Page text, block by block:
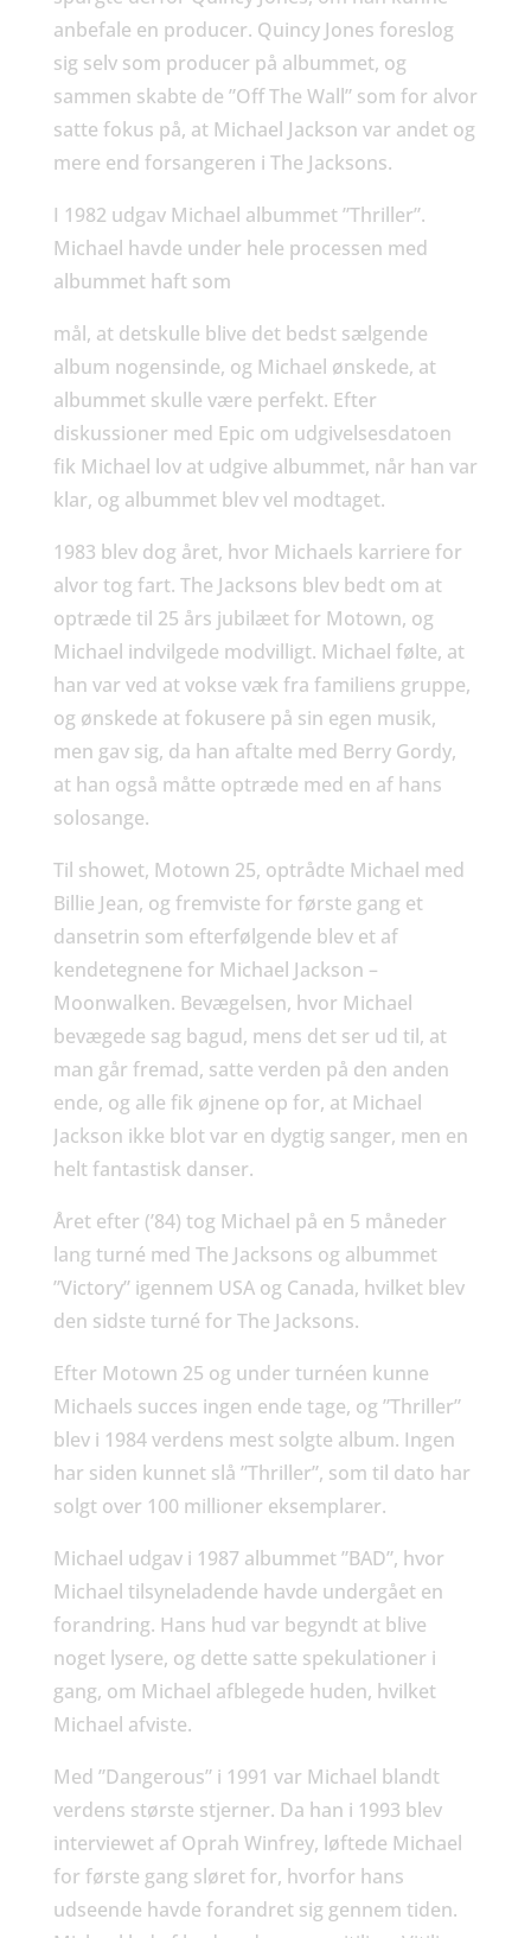
anbefale en producer. Quincy Jones foreslog
sig selv som producer på albummet, og
sammen skabte de ”Off The Wall” som for alvor
satte fokus på, at Michael Jackson var andet og
mere end forsangeren i The Jacksons.
I 1982 udgav Michael albummet ”Thriller”.
Michael havde under hele processen med
albummet haft som
mål, at detskulle blive det bedst sælgende
album nogensinde, og Michael ønskede, at
albummet skulle være perfekt. Efter
diskussioner med Epic om udgivelsesdatoen
fik Michael lov at udgive albummet, når han var
klar, og albummet blev vel modtaget.
1983 blev dog året, hvor Michaels karriere for
alvor tog fart. The Jacksons blev bedt om at
optræde til 25 års jubilæet for Motown, og
Michael indvilgede modvilligt. Michael følte, at
han var ved at vokse væk fra familiens gruppe,
og ønskede at fokusere på sin egen musik,
men gav sig, da han aftalte med Berry Gordy,
at han også måtte optræde med en af hans
solosange.
Til showet, Motown 25, optrådte Michael med
Billie Jean, og fremviste for første gang et
dansetrin som efterfølgende blev et af
kendetegnene for Michael Jackson –
Moonwalken. Bevægelsen, hvor Michael
bevægede sag bagud, mens det ser ud til, at
man går fremad, satte verden på den anden
ende, og alle fik øjnene op for, at Michael
Jackson ikke blot var en dygtig sanger, men en
helt fantastisk danser.
Året efter (’84) tog Michael på en 5 måneder
lang turné med The Jacksons og albummet
”Victory” igennem USA og Canada, hvilket blev
den sidste turné for The Jacksons.
Efter Motown 25 og under turnéen kunne
Michaels succes ingen ende tage, og ”Thriller”
blev i 1984 verdens mest solgte album. Ingen
har siden kunnet slå ”Thriller”, som til dato har
solgt over 100 millioner eksemplarer.
Michael udgav i 1987 albummet ”BAD”, hvor
Michael tilsyneladende havde undergået en
forandring. Hans hud var begyndt at blive
noget lysere, og dette satte spekulationer i
gang, om Michael afblegede huden, hvilket
Michael afviste.
Med ”Dangerous” i 1991 var Michael blandt
verdens største stjerner. Da han i 1993 blev
interviewet af Oprah Winfrey, løftede Michael
for første gang sløret for, hvorfor hans
udseende havde forandret sig gennem tiden.